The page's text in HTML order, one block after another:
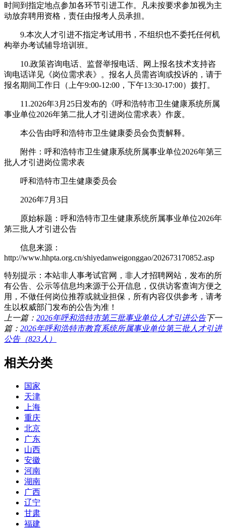
时间到指定地点参加各环节引进工作。凡未按要求参加视为主
动放弃聘用资格，责任由报考人员承担。
9.本次人才引进不指定考试用书，不组织也不委托任何机
构举办考试辅导培训班。
10.政策咨询电话、监督举报电话、网上报名技术支持咨
询电话详见《岗位需求表》。报名人员需咨询或投诉的，请于
报名期间工作日（上午9:00-12:00，下午13:30-17:00）拨打。
11.2026年3月25日发布的《呼和浩特市卫生健康系统所属
事业单位2026年第二批人才引进岗位需求表》作废。
本公告由呼和浩特市卫生健康委员会负责解释。
附件：呼和浩特市卫生健康系统所属事业单位2026年第三
批人才引进岗位需求表
呼和浩特市卫生健康委员会
2026年7月3日
原始标题：呼和浩特市卫生健康系统所属事业单位2026年
第三批人才引进公告
信息来源：
http://www.hhpta.org.cn/shiyedanweigonggao/202673170852.asp
特别提示：本站非人事考试官网，非人才招聘网站，发布的所
有公告、公示等信息均来源于公开信息，仅供访客查询方便之
用，不做任何岗位推荐或就业担保，所有内容仅供参考，请考
生以权威部门发布的公告为准！
上一篇： 2026年呼和浩特市第三批事业单位人才引进公告下一
篇： 2026年呼和浩特市教育系统所属事业单位第三批人才引进
公告（823人）
相关分类
国家
天津
上海
重庆
北京
广东
山西
安徽
河南
湖南
广西
辽宁
甘肃
福建